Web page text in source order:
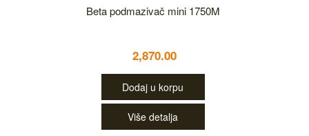
Beta podmazivač mini 1750M
2,870.00
Dodaj u korpu
Više detalja